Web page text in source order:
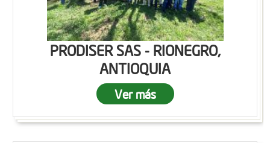
PRODISER SAS - RIONEGRO,
ANTIOQUIA
Ver más